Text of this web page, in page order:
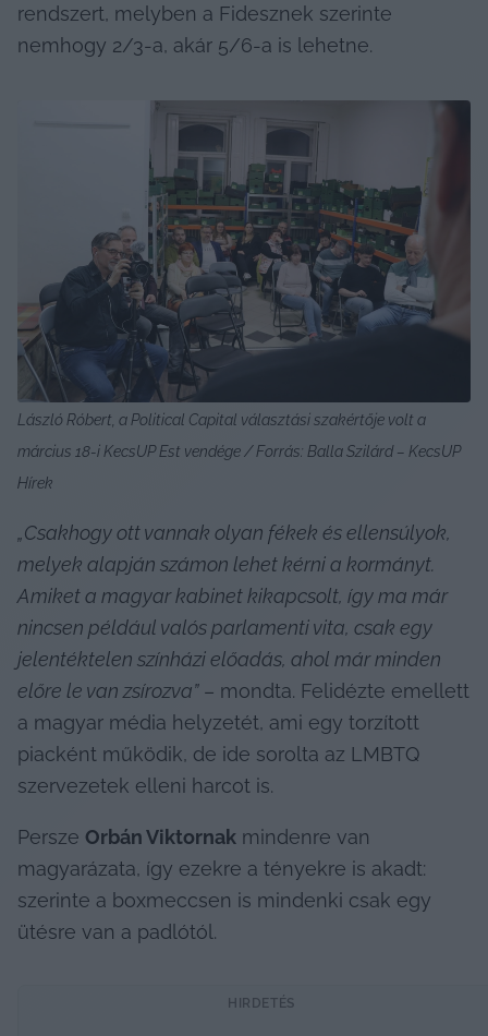
rendszert, melyben a Fidesznek szerinte
nemhogy 2/3-a, akár 5/6-a is lehetne.
László Róbert, a Political Capital választási szakértője volt a
március 18-i KecsUP Est vendége / Forrás: Balla Szilárd – KecsUP
Hírek
„Csakhogy ott vannak olyan fékek és ellensúlyok,
melyek alapján számon lehet kérni a kormányt.
Amiket a magyar kabinet kikapcsolt, így ma már
nincsen például valós parlamenti vita, csak egy
jelentéktelen színházi előadás, ahol már minden
előre le van zsírozva” – mondta. Felidézte emellett
a magyar média helyzetét, ami egy torzított
piacként működik, de ide sorolta az LMBTQ
szervezetek elleni harcot is.
Persze Orbán Viktornak mindenre van
magyarázata, így ezekre a tényekre is akadt:
szerinte a boxmeccsen is mindenki csak egy
ütésre van a padlótól.
HIRDETÉS